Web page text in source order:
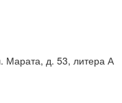
Марата, д. 53, литера А